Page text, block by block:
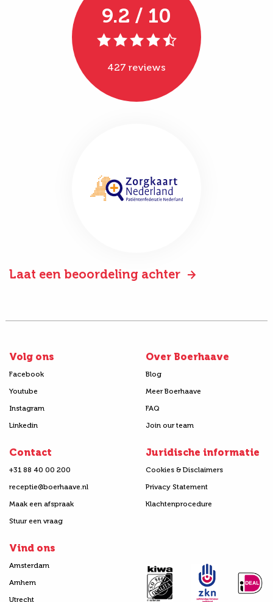
9.2 / 10
427 reviews
Laat een beoordeling achter
Volg ons
Facebook
Youtube
Instagram
Linkedin
Over Boerhaave
Blog
Meer Boerhaave
FAQ
Join our team
Contact
+31 88 40 00 200
receptie@boerhaave.nl
Maak een afspraak
Stuur een vraag
Juridische informatie
Cookies & Disclaimers
Privacy Statement
Klachtenprocedure
Vind ons
Amsterdam
Arnhem
Utrecht